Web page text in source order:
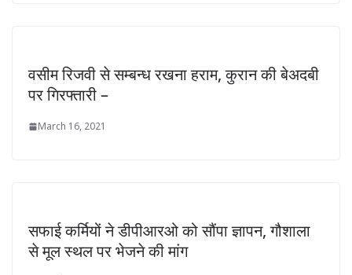
वसीम रिजवी से सम्बन्ध रखना हराम, कुरान की बेअदबी
पर गिरफ्तारी –
March 16, 2021
सफाई कर्मियों ने डीपीआरओ को सौंपा ज्ञापन, गौशाला
से मूल स्थल पर भेजने की मांग